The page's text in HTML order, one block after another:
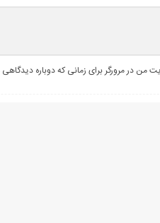
من در مرورگر برای زمانی که دوباره